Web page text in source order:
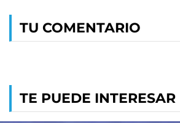
TU COMENTARIO
TE PUEDE INTERESAR